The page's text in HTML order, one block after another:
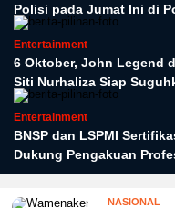
Polisi pada Jumat Ini di
Entertainment
6 Oktober, John Legend
Siti Nurhaliza Siap
Entertainment
BNSP dan LSPMI
Dukung Pengakuan
NASIONAL